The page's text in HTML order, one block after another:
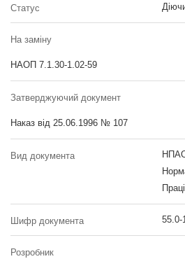
Статус
На заміну
НАОП 7.1.30-1.02-59
Затверджуючий документ
Наказ від 25.06.1996 № 107
Вид документа
Шифр документа 55.0-
Розробник